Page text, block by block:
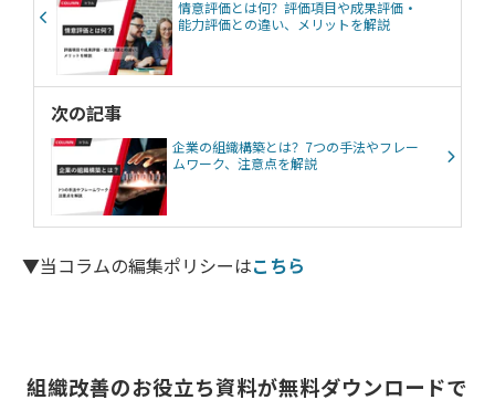
情意評価とは何？評価項目や成果評価・
能力評価との違い、メリットを解説
次の記事
企業の組織構築とは？7つの手法やフレー
ムワーク、注意点を解説
▼当コラムの編集ポリシーはこちら
組織改善のお役立ち資料が無料ダウンロードで